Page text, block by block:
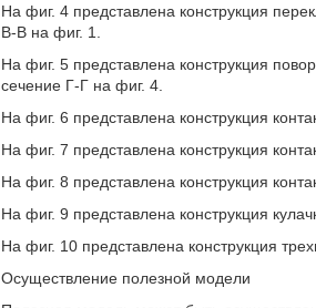
На фиг. 4 представлена конструкция
В-В на фиг. 1.
На фиг. 5 представлена конструкция
сечение Г-Г на фиг. 4.
На фиг. 6 представлена конструкция
На фиг. 7 представлена конструкция
На фиг. 8 представлена конструкция
На фиг. 9 представлена конструкция
На фиг. 10 представлена конструкция
Осуществление полезной модели